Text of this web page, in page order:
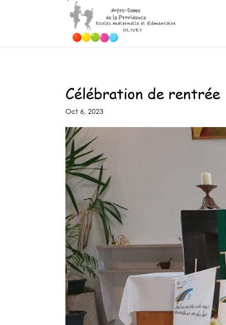
Célébration de rentrée
Oct 6, 2023